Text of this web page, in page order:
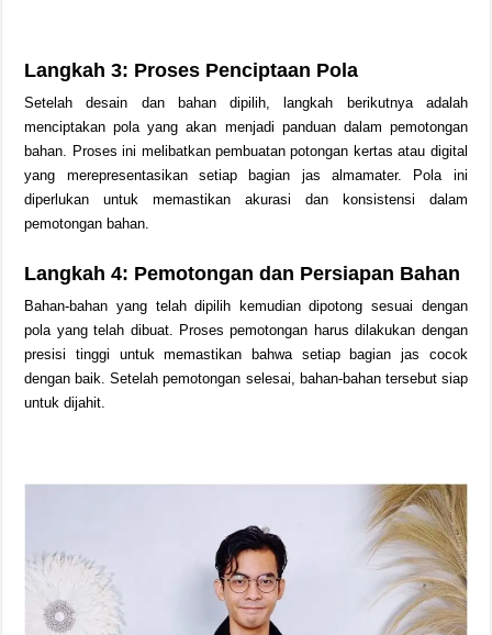
Langkah 3: Proses Penciptaan Pola
Setelah desain dan bahan dipilih, langkah berikutnya adalah
menciptakan pola yang akan menjadi panduan dalam pemotongan
bahan. Proses ini melibatkan pembuatan potongan kertas atau digital
yang merepresentasikan setiap bagian jas almamater. Pola ini
diperlukan untuk memastikan akurasi dan konsistensi dalam
pemotongan bahan.
Langkah 4: Pemotongan dan Persiapan Bahan
Bahan-bahan yang telah dipilih kemudian dipotong sesuai dengan
pola yang telah dibuat. Proses pemotongan harus dilakukan dengan
presisi tinggi untuk memastikan bahwa setiap bagian jas cocok
dengan baik. Setelah pemotongan selesai, bahan-bahan tersebut siap
untuk dijahit.